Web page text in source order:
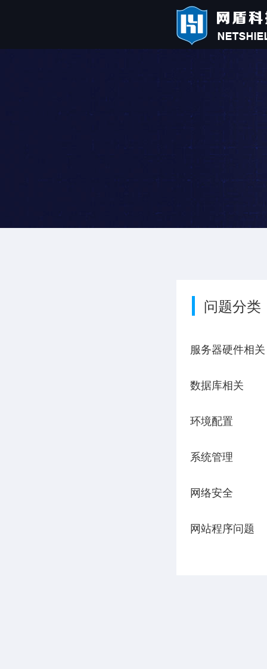
问题分类
服务器硬件相关
数据库相关
环境配置
系统管理
网络安全
网站程序问题